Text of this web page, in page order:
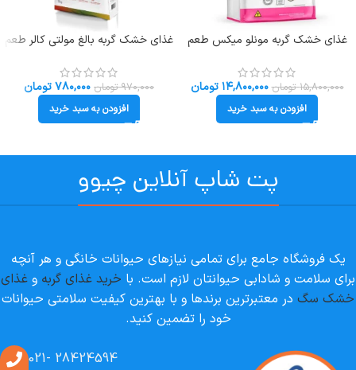
غذای خشک گربه مونلو میکس طعم
(بسته بندی اصلی) Monello Mix
۱۵,۸۰۰,۰۰۰ تومان ۱۴,۸۰۰,۰۰۰ تومان
افزودن به سبد خرید
غذای خشک گربه بالغ مولتی کالر طعم
۹۷۰,۰۰۰ تومان ۷۸۰,۰۰۰تومان
افزودن به سبد خرید
پت شاپ آنلاین چیوو
یک فروشگاه جامع برای تمامی نیازهای حیوانات خانگی و هر آنچه
برای سلامت و شادابی حیوانتان لازم است. با خرید غذای گربه و غذای
خشک سگ در معتبرترین برندها و با بهترین کیفیت سلامتی حیوانات
خود را تضمین کنید.
28424594 -021